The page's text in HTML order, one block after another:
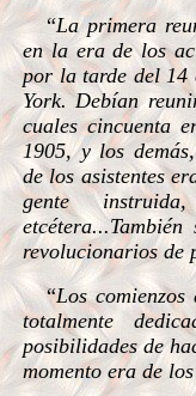
“La primera
en la era de los
por la tarde del 14
York. Debían
cuales cincuenta
1905, y los
de los asistentes
gente
revolucionarios de
“Los
totalmente
posibilidades de
momento era de